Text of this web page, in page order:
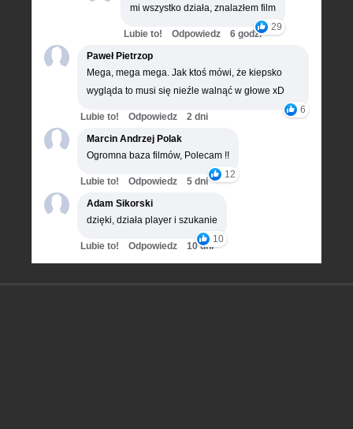
mi wszystko działa, znalazłem film
29
Lubie to! Odpowiedz
6 godz.
Paweł Pietrzop
Mega, mega mega. Jak ktoś mówi, że kiepsko
wygląda to musi się nieźle walnąć w głowe xD
6
Lubie to! Odpowiedz
2 dni
Marcin Andrzej Polak
Ogromna baza filmów, Polecam !!
12
Lubie to! Odpowiedz
5 dni
Adam Sikorski
dzięki, działa player i szukanie
10
Lubie to! Odpowiedz 10 dni